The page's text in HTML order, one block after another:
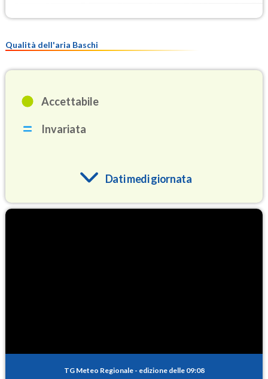
Qualità dell'aria Baschi
Accettabile
Invariata
Dati medi giornata
TG Meteo Regionale - edizione delle 09:08